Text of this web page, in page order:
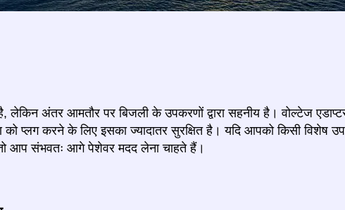
लेकिन अंतर आमतौर पर बिजली के उपकरणों द्वारा सहनीय है। वोल्टेज
प्लग करने के लिए इसका ज्यादातर सुरक्षित है। यदि आपको किसी विशेष
आप संभवतः आगे पेशेवर मदद लेना चाहते हैं।